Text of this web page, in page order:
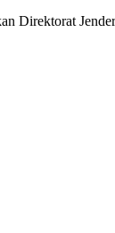
Direktorat